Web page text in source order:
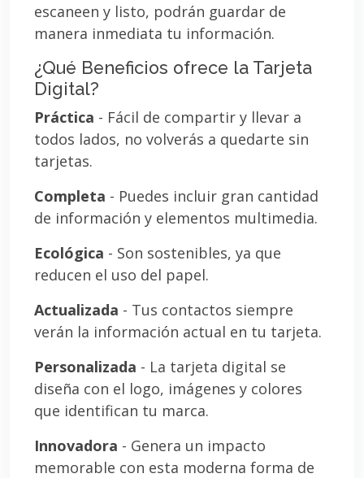
escaneen y listo, podrán guardar de
manera inmediata tu información.
¿Qué Beneficios ofrece la Tarjeta
Digital?
Práctica - Fácil de compartir y llevar a
todos lados, no volverás a quedarte sin
tarjetas.
Completa - Puedes incluir gran cantidad
de información y elementos multimedia.
Ecológica - Son sostenibles, ya que
reducen el uso del papel.
Actualizada - Tus contactos siempre
verán la información actual en tu tarjeta.
Personalizada - La tarjeta digital se
diseña con el logo, imágenes y colores
que identifican tu marca.
Innovadora - Genera un impacto
memorable con esta moderna forma de